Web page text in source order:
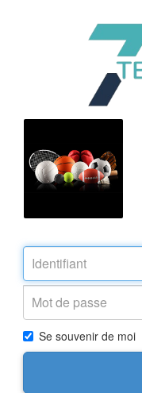
Se souvenir de moi